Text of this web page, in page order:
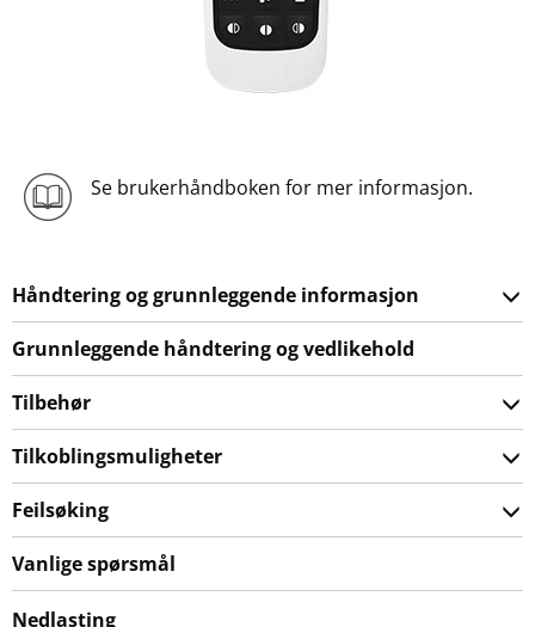
Se brukerhåndboken for mer informasjon.
Håndtering og grunnleggende informasjon
Grunnleggende håndtering og vedlikehold
Tilbehør
Tilkoblingsmuligheter
Feilsøking
Vanlige spørsmål
Nedlasting